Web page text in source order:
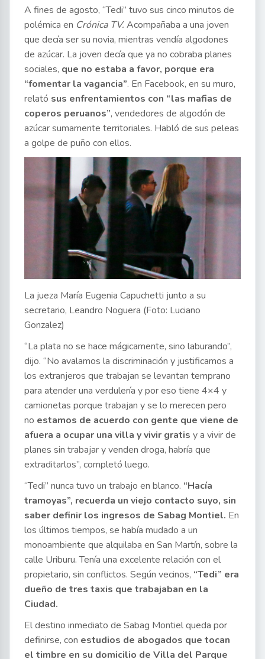
A fines de agosto, “Tedi” tuvo sus cinco minutos de
polémica en Crónica TV.Acompañaba a una joven
que decía ser su novia, mientras vendía algodones
de azúcar. La joven decía que ya no cobraba planes
sociales, que no estaba a favor, porque era
“fomentar la vagancia”. En Facebook, en su muro,
relató sus enfrentamientos con “las mafias de
coperos peruanos”, vendedores de algodón de
azúcar sumamente territoriales. Habló de sus peleas
a golpe de puño con ellos.
La jueza María Eugenia Capuchetti junto a su
secretario, Leandro Noguera (Foto: Luciano
Gonzalez)
“La plata no se hace mágicamente, sino laburando”,
dijo. “No avalamos la discriminación y justificamos a
los extranjeros que trabajan se levantan temprano
para atender una verdulería y por eso tiene 4×4 y
camionetas porque trabajan y se lo merecen pero
no estamos de acuerdo con gente que viene de
afuera a ocupar una villa y vivir gratis y a vivir de
planes sin trabajar y venden droga, habría que
extraditarlos”, completó luego.
“Tedi” nunca tuvo un trabajo en blanco. “Hacía
tramoyas”, recuerda un viejo contacto suyo, sin
saber definir los ingresos de Sabag Montiel. En
los últimos tiempos, se había mudado a un
monoambiente que alquilaba en San Martín, sobre la
calle Uriburu. Tenía una excelente relación con el
propietario, sin conflictos. Según vecinos, “Tedi” era
dueño de tres taxis que trabajaban en la
Ciudad.
El destino inmediato de Sabag Montiel queda por
definirse, con estudios de abogados que tocan
el timbre en su domicilio de Villa del Parque